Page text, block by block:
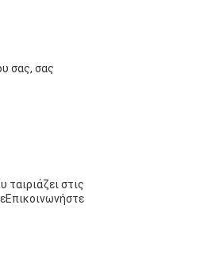
σας, σας
ταιριάζει στις